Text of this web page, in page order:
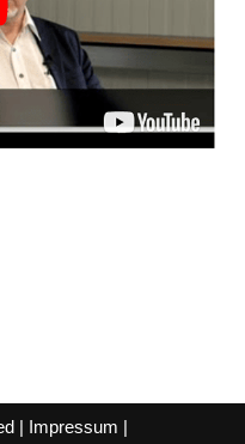
| Impressum |